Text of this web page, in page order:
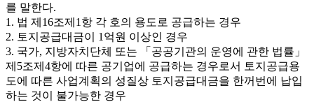
를 말한다.
1. 법 제16조제1항 각 호의 용도로 공급하는 경우
2. 토지공급대금이 1억원 이상인 경우
3. 국가, 지방자치단체 또는 「공공기관의 운영에 관한 법률」
제5조제4항에 따른 공기업에 공급하는 경우로서 토지공급용
도에 따른 사업계획의 성질상 토지공급대금을 한꺼번에 납입
하는 것이 불가능한 경우